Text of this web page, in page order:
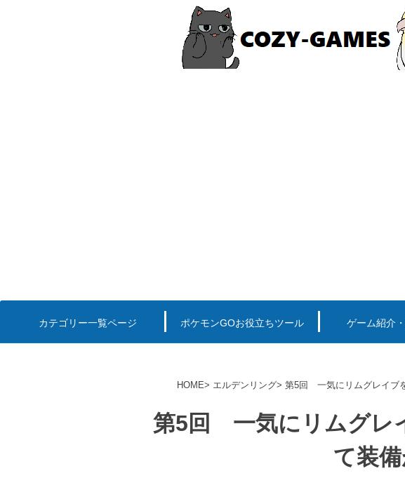
カテゴリー一覧ページ ポケモンGOお役立ちツール ゲーム紹介
HOME エルデンリング 第5回 一気にリムグレイブ
第5回 一気にリムグレ
て装